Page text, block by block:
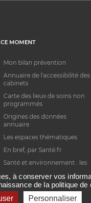
CE MOMENT
Mon bilan prévention
Annuaire de l'accessibilité des
cabinets
Carte des lieux de soins non
programmés
Origines des données
annuaire
Les espaces thématiques
En bref, par Santé.fr
Santé et environnement : les
à conserver vos
de la politique
Personnaliser